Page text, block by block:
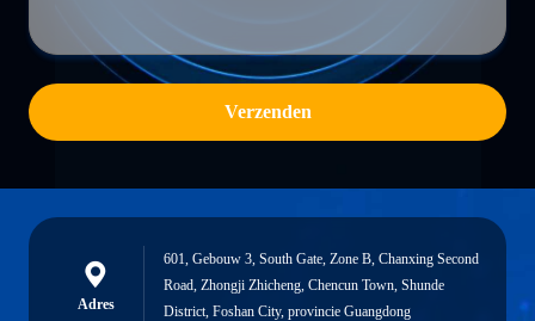
Verzenden
Adres
601, Gebouw 3, South Gate, Zone B, Chanxing Second
Road, Zhongji Zhicheng, Chencun Town, Shunde
District, Foshan City, provincie Guangdong